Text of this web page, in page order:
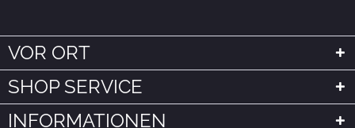
VOR ORT
SHOP SERVICE
INFORMATIONEN